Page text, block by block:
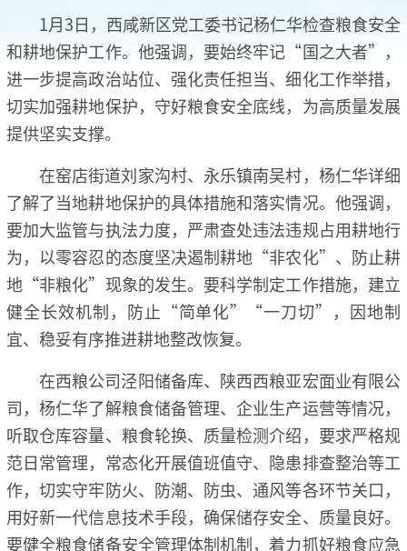
1月3日，西咸新区党工委书记杨仁华检查粮食安全
和耕地保护工作。他强调，要始终牢记“国之大者”，
进一步提高政治站位、强化责任担当、细化工作举措，
切实加强耕地保护，守好粮食安全底线，为高质量发展
提供坚实支撑。
在窑店街道刘家沟村、永乐镇南吴村，杨仁华详细
了解了当地耕地保护的具体措施和落实情况。他强调，
要加大监管与执法力度，严肃查处违法违规占用耕地行
为，以零容忍的态度坚决遏制耕地“非农化”、防止耕
地“非粮化”现象的发生。要科学制定工作措施，建立
健全长效机制，防止“简单化”“一刀切”，因地制
宜、稳妥有序推进耕地整改恢复。
在西粮公司泾阳储备库、陕西西粮亚宏面业有限公
司，杨仁华了解粮食储备管理、企业生产运营等情况，
听取仓库容量、粮食轮换、质量检测介绍，要求严格规
范日常管理，常态化开展值班值守、隐患排查整治等工
作，切实守牢防火、防潮、防虫、通风等各环节关口，
用好新一代信息技术手段，确保储存安全、质量良好。
要健全粮食储备安全管理体制机制，着力抓好粮食应急